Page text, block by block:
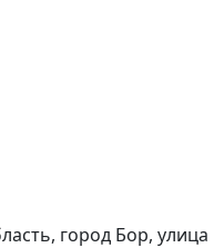
город Бор, улица